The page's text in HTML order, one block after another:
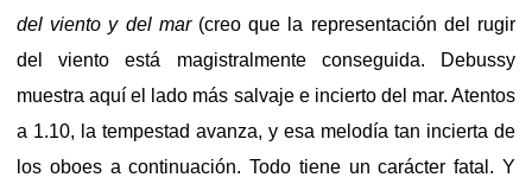
del viento y del mar (creo que la representación del rugir
del viento está magistralmente conseguida. Debussy
muestra aquí el lado más salvaje e incierto del mar. Atentos
a 1.10, la tempestad avanza, y esa melodía tan incierta de
los oboes a continuación. Todo tiene un carácter fatal. Y